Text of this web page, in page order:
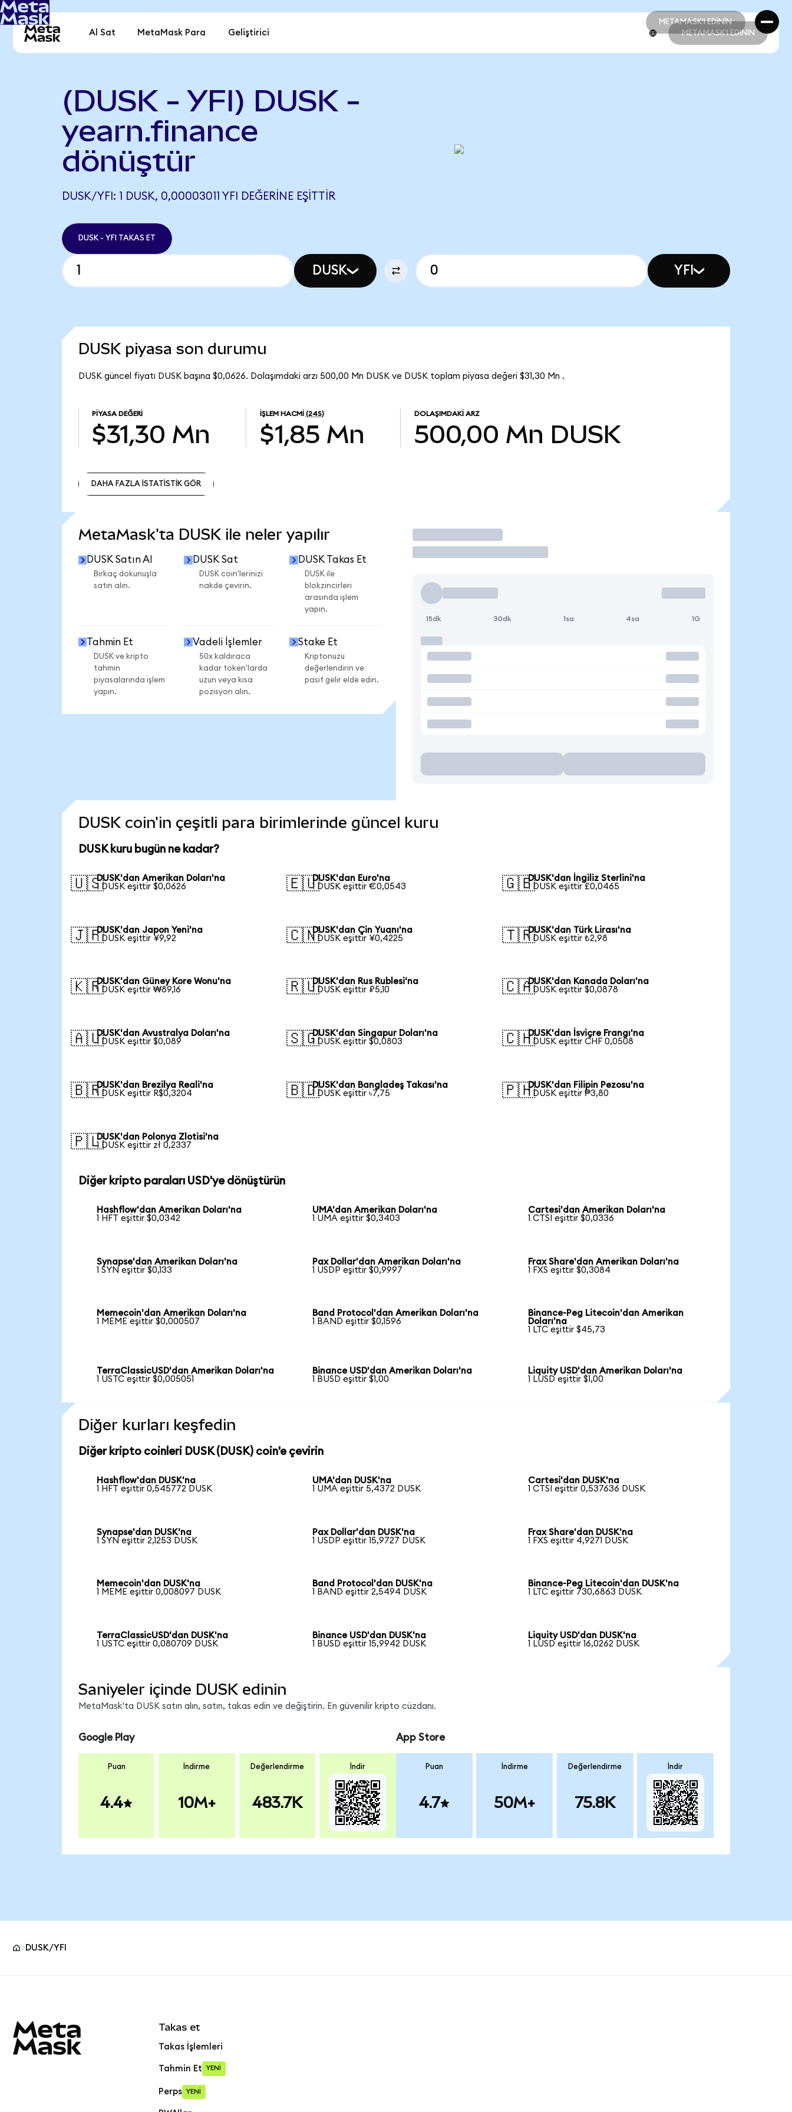
METAMASK'I EDİNİN
METAMASK'I EDİNİN
Al Sat MetaMask Para Geliştirici METAMASK'I EDİNİN
(DUSK - YFI) DUSK -
yearn.finance
dönüştür
DUSK/YFI: 1 DUSK, 0,00003011 YFI DEĞERINE EŞITTIR
DUSK - YFI TAKAS ET
DUSK YFI
DUSK piyasa son durumu
DUSK güncel fiyatı DUSK başına $0,0626. Dolaşımdaki arzı 500,00 Mn DUSK ve DUSK toplam piyasa değeri $31,30 Mn .
PIYASA DEĞERI
$31,30 Mn
İŞLEM HACMI (24S)
$1,85 Mn
DOLAŞIMDAKI ARZ
500,00 Mn DUSK
DAHA FAZLA İSTATİSTİK GÖR
MetaMask'ta DUSK ile neler yapılır
DUSK Satın Al
Birkaç dokunuşla
satın alın.
DUSK Sat
DUSK coin'lerinizi
nakde çevirin.
DUSK Takas Et
DUSK ile
blokzincirleri
arasında işlem
yapın.
Tahmin Et
DUSK ve kripto
tahmin
piyasalarında işlem
yapın.
Vadeli İşlemler
50x kaldıraca
kadar token'larda
uzun veya kısa
pozisyon alın.
Stake Et
Kriptonuzu
değerlendirin ve
pasif gelir elde edin.
İşlem Yap
15dk 30dk 1sa 4sa 1G
DUSK coin'in çeşitli para birimlerinde güncel kuru
DUSK kuru bugün ne kadar?
🇺🇸DUSK'dan Amerikan Doları'na
1 DUSK eşittir $0,0626
🇪🇺DUSK'dan Euro'na
1 DUSK eşittir €0,0543
🇬🇧DUSK'dan İngiliz Sterlini'na
1 DUSK eşittir £0,0465
🇯🇵DUSK'dan Japon Yeni'na
1 DUSK eşittir ¥9,92
🇨🇳DUSK'dan Çin Yuanı'na
1 DUSK eşittir ¥0,4225
🇹🇷DUSK'dan Türk Lirası'na
1 DUSK eşittir ₺2,98
🇰🇷DUSK'dan Güney Kore Wonu'na
1 DUSK eşittir ₩89,16
🇷🇺DUSK'dan Rus Rublesi'na
1 DUSK eşittir ₽5,10
🇨🇦DUSK'dan Kanada Doları'na
1 DUSK eşittir $0,0878
🇦🇺DUSK'dan Avustralya Doları'na
1 DUSK eşittir $0,089
🇸🇬DUSK'dan Singapur Doları'na
1 DUSK eşittir $0,0803
🇨🇭DUSK'dan İsviçre Frangı'na
1 DUSK eşittir CHF 0,0508
🇧🇷DUSK'dan Brezilya Reali'na
1 DUSK eşittir R$0,3204
🇧🇩DUSK'dan Bangladeş Takası'na
1 DUSK eşittir ৳7,75
🇵🇭DUSK'dan Filipin Pezosu'na
1 DUSK eşittir ₱3,80
🇵🇱DUSK'dan Polonya Zlotisi'na
1 DUSK eşittir zł 0,2337
Diğer kripto paraları USD'ye dönüştürün
Hashflow'dan Amerikan Doları'na
1 HFT eşittir $0,0342
UMA'dan Amerikan Doları'na
1 UMA eşittir $0,3403
Cartesi'dan Amerikan Doları'na
1 CTSI eşittir $0,0336
Synapse'dan Amerikan Doları'na
1 SYN eşittir $0,133
Pax Dollar'dan Amerikan Doları'na
1 USDP eşittir $0,9997
Frax Share'dan Amerikan Doları'na
1 FXS eşittir $0,3084
Memecoin'dan Amerikan Doları'na
1 MEME eşittir $0,000507
Band Protocol'dan Amerikan Doları'na
1 BAND eşittir $0,1596
Binance-Peg Litecoin'dan Amerikan
Doları'na
1 LTC eşittir $45,73
TerraClassicUSD'dan Amerikan Doları'na
1 USTC eşittir $0,005051
Binance USD'dan Amerikan Doları'na
1 BUSD eşittir $1,00
Liquity USD'dan Amerikan Doları'na
1 LUSD eşittir $1,00
Diğer kurları keşfedin
Diğer kripto coinleri DUSK (DUSK) coin'e çevirin
Hashflow'dan DUSK'na
1 HFT eşittir 0,545772 DUSK
UMA'dan DUSK'na
1 UMA eşittir 5,4372 DUSK
Cartesi'dan DUSK'na
1 CTSI eşittir 0,537636 DUSK
Synapse'dan DUSK'na
1 SYN eşittir 2,1253 DUSK
Pax Dollar'dan DUSK'na
1 USDP eşittir 15,9727 DUSK
Frax Share'dan DUSK'na
1 FXS eşittir 4,9271 DUSK
Memecoin'dan DUSK'na
1 MEME eşittir 0,008097 DUSK
Band Protocol'dan DUSK'na
1 BAND eşittir 2,5494 DUSK
Binance-Peg Litecoin'dan DUSK'na
1 LTC eşittir 730,6863 DUSK
TerraClassicUSD'dan DUSK'na
1 USTC eşittir 0,080709 DUSK
Binance USD'dan DUSK'na
1 BUSD eşittir 15,9942 DUSK
Liquity USD'dan DUSK'na
1 LUSD eşittir 16,0262 DUSK
Saniyeler içinde DUSK edinin
MetaMask'ta DUSK satın alın, satın, takas edin ve değiştirin. En güvenilir kripto cüzdanı.
Google Play
Puan
4.4
İndirme
10M+
Değerlendirme
483.7K
İndir
App Store
Puan
4.7
İndirme
50M+
Değerlendirme
75.8K
İndir
DUSK/YFI
Takas et
Takas İşlemleri
Tahmin Et YENİ
Perps YENİ